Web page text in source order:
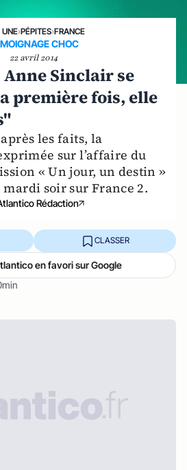
›PÉPITES›FRANCE
CHOC
22 avril 2014
Sinclair se
première fois, elle
les faits, la
sur l’affaire du
« Un jour, un destin »
soir sur France 2.
Rédaction
CLASSER
en favori sur Google